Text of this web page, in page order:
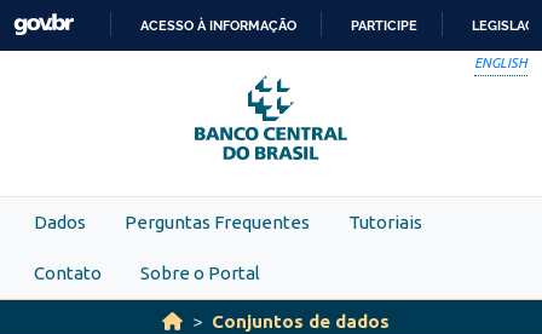
Skip to main content
PARA
O
CONTEÚDO
ACESSO À INFORMAÇÃO PARTICIPE
ENGLISH
Dados Perguntas Frequentes Tutoriais
Contato Sobre o Portal
Conjuntos de dados